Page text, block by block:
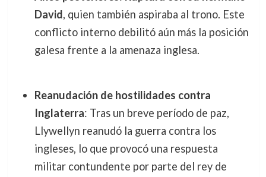
David, quien también aspiraba al trono. Este
conflicto interno debilitó aún más la posición
galesa frente a la amenaza inglesa.
Reanudación de hostilidades contra
Inglaterra: Tras un breve período de paz,
Llywellyn reanudó la guerra contra los
ingleses, lo que provocó una respuesta
militar contundente por parte del rey de